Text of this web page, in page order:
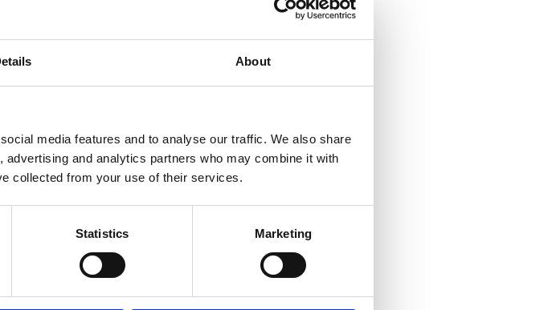
About
media features and to analyse our traffic. We also share
and analytics partners who may combine it with
collected from your use of their services.
Statistics Marketing